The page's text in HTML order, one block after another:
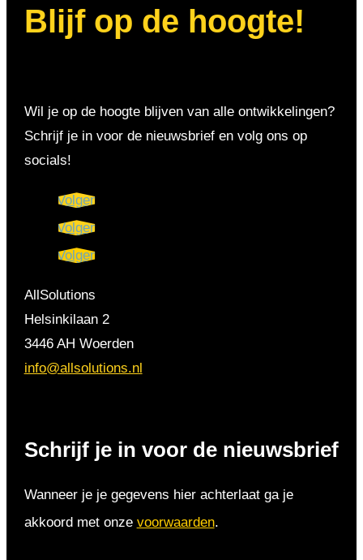
Blijf op de hoogte!
Wil je op de hoogte blijven van alle ontwikkelingen?
Schrijf je in voor de nieuwsbrief en volg ons op
socials!
Volgen
Volgen
Volgen
AllSolutions
Helsinkilaan 2
3446 AH Woerden
info@allsolutions.nl
Schrijf je in voor de nieuwsbrief
Wanneer je je gegevens hier achterlaat ga je
akkoord met onze voorwaarden.